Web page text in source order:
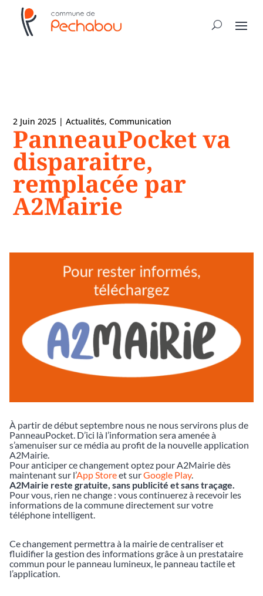
2 Juin 2025 |Actualités,Communication
PanneauPocket va
disparaitre,
remplacée par
A2Mairie
À partir de début septembre nous ne nous servirons plus de
PanneauPocket. D’ici là l’information sera amenée à
s’amenuiser sur ce média au profit de la nouvelle application
A2Mairie.
Pour anticiper ce changement optez pour A2Mairie dès
maintenant sur l’App Storeet surGoogle Play.
A2Mairie reste gratuite, sans publicité et sans traçage.
Pour vous, rien ne change : vous continuerez à recevoir les
informations de la commune directement sur votre
téléphone intelligent.
Ce changement permettra à la mairie de centraliser et
fluidifier la gestion des informations grâce à un prestataire
commun pour le panneau lumineux, le panneau tactile et
l’application.